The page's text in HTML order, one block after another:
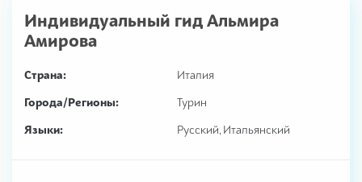
Индивидуальный гид Альмира
Амирова
Страна:
Италия
Города/Регионы:
Турин
Языки:
Русский, Итальянский